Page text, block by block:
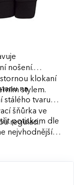
nošení.
klokaní
stylem.
na
stálého tvaru
šňůrka ve
regulaci.
potiskem dle
nejvhodnější
váš rozpočet.